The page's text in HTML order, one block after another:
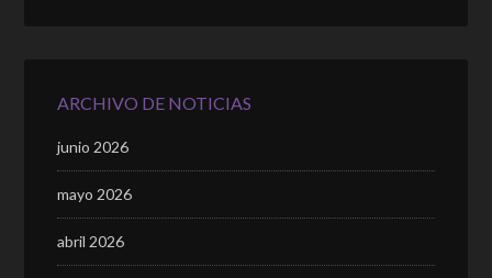
ARCHIVO DE NOTICIAS
junio 2026
mayo 2026
abril 2026